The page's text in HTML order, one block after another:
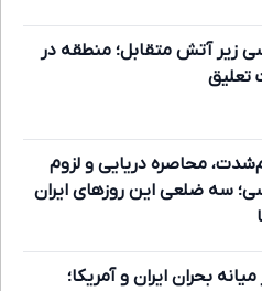
زیر آتش متقابل؛ منطقه در
محاصره دریایی و لزوم
سه ضلعی این روزهای ایران
بحران ایران و آمریکا؛